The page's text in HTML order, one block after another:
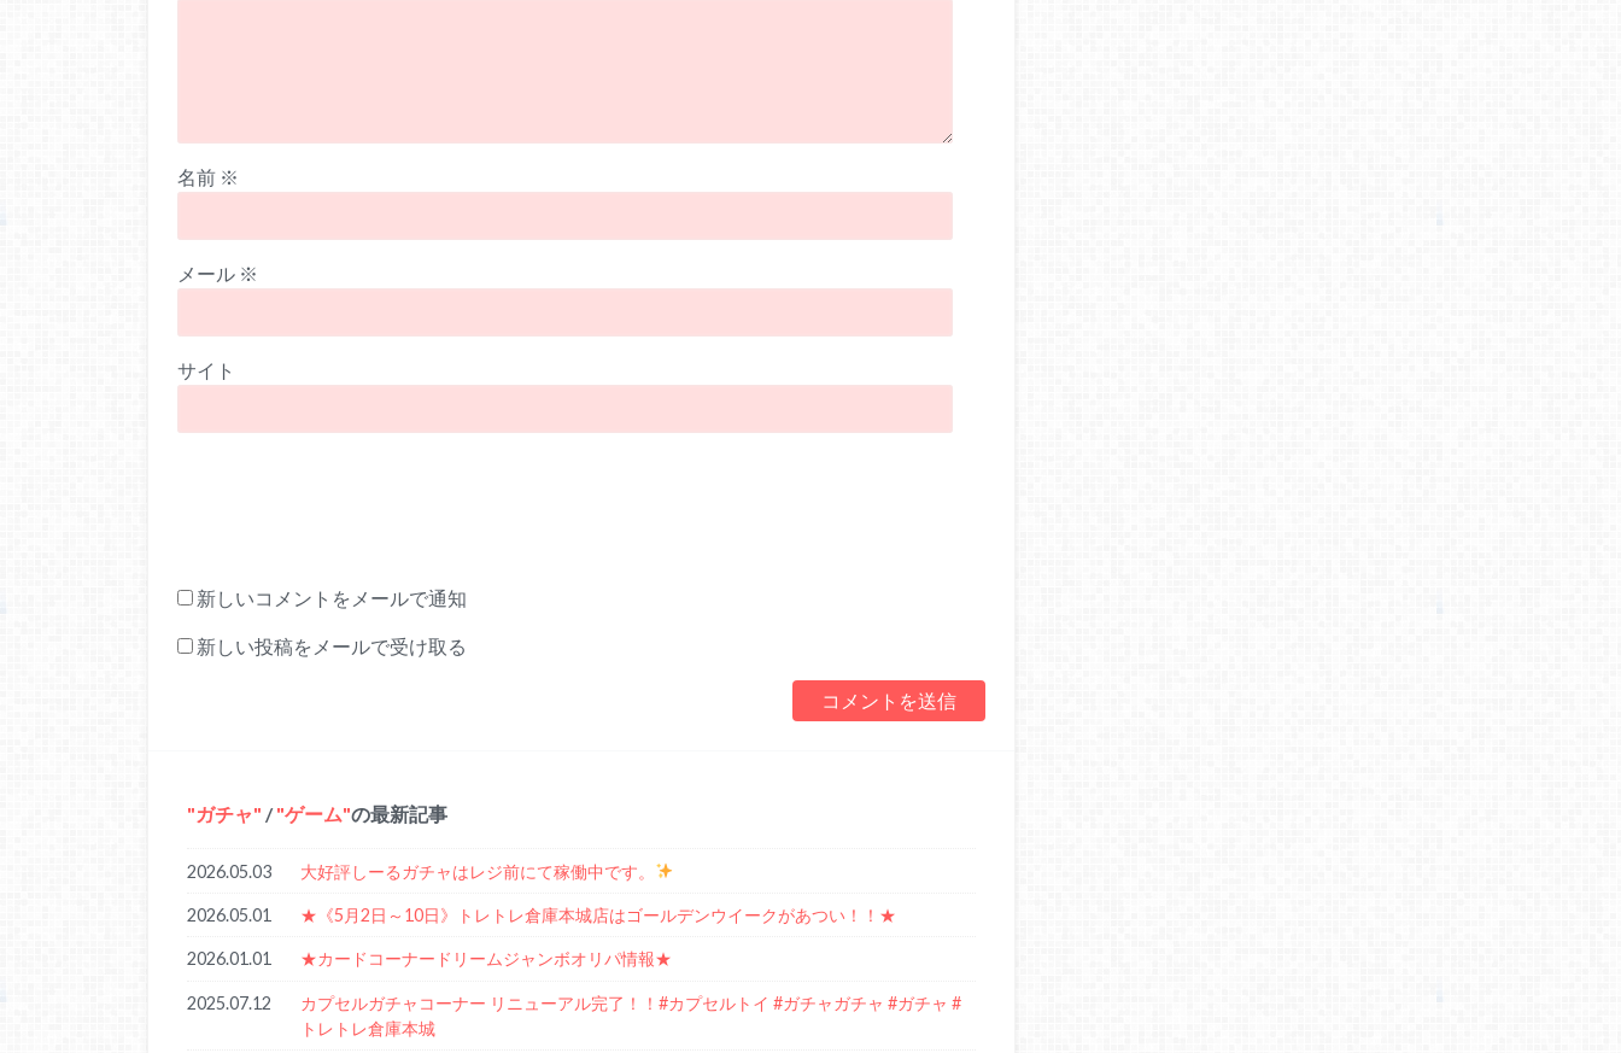
名前 ※
メール ※
サイト
新しいコメントをメールで通知
新しい投稿をメールで受け取る
ガチャ / ゲーム の最新記事
2026.05.03 大好評しーるガチャはレジ前にて稼働中です。
2026.05.01 ★《5月2日～10日》トレトレ倉庫本城店はゴールデンウイークがあつい！！★
2026.01.01 ★カードコーナードリームジャンボオリパ情報★
2025.07.12
カプセルガチャコーナー リニューアル完了！！#カプセルトイ #ガチャガチャ #ガチャ #
トレトレ倉庫本城